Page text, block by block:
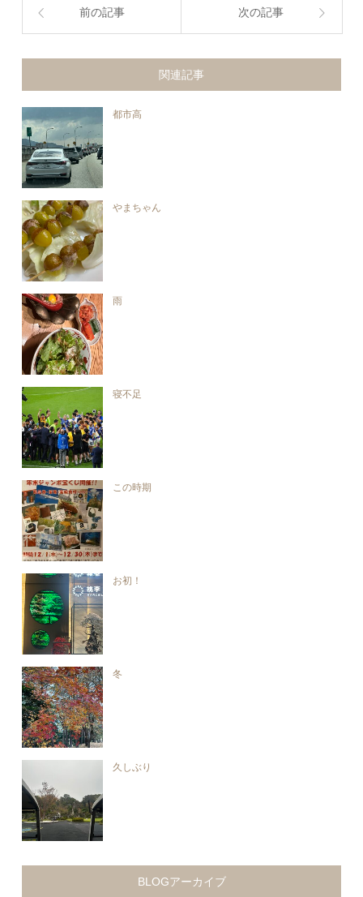
前の記事 次の記事
関連記事
都市高
やまちゃん
雨
寝不足
この時期
お初！
冬
久しぶり
BLOGアーカイブ